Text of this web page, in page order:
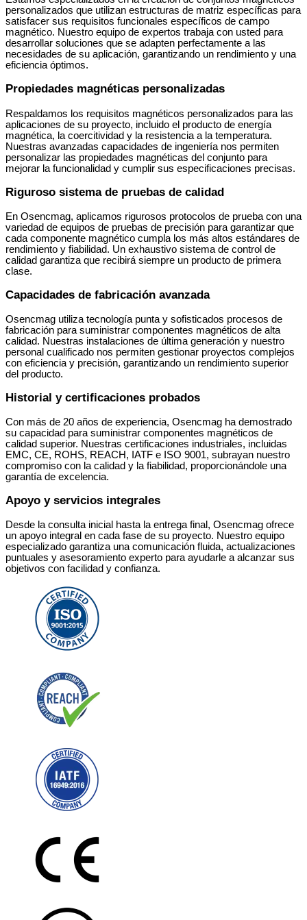
personalizados que utilizan estructuras de matriz específicas para
satisfacer sus requisitos funcionales específicos de campo
magnético. Nuestro equipo de expertos trabaja con usted para
desarrollar soluciones que se adapten perfectamente a las
necesidades de su aplicación, garantizando un rendimiento y una
eficiencia óptimos.
Propiedades magnéticas personalizadas
Respaldamos los requisitos magnéticos personalizados para las
aplicaciones de su proyecto, incluido el producto de energía
magnética, la coercitividad y la resistencia a la temperatura.
Nuestras avanzadas capacidades de ingeniería nos permiten
personalizar las propiedades magnéticas del conjunto para
mejorar la funcionalidad y cumplir sus especificaciones precisas.
Riguroso sistema de pruebas de calidad
En Osencmag, aplicamos rigurosos protocolos de prueba con una
variedad de equipos de pruebas de precisión para garantizar que
cada componente magnético cumpla los más altos estándares de
rendimiento y fiabilidad. Un exhaustivo sistema de control de
calidad garantiza que recibirá siempre un producto de primera
clase.
Capacidades de fabricación avanzada
Osencmag utiliza tecnología punta y sofisticados procesos de
fabricación para suministrar componentes magnéticos de alta
calidad. Nuestras instalaciones de última generación y nuestro
personal cualificado nos permiten gestionar proyectos complejos
con eficiencia y precisión, garantizando un rendimiento superior
del producto.
Historial y certificaciones probados
Con más de 20 años de experiencia, Osencmag ha demostrado
su capacidad para suministrar componentes magnéticos de
calidad superior. Nuestras certificaciones industriales, incluidas
EMC, CE, ROHS, REACH, IATF e ISO 9001, subrayan nuestro
compromiso con la calidad y la fiabilidad, proporcionándole una
garantía de excelencia.
Apoyo y servicios integrales
Desde la consulta inicial hasta la entrega final, Osencmag ofrece
un apoyo integral en cada fase de su proyecto. Nuestro equipo
especializado garantiza una comunicación fluida, actualizaciones
puntuales y asesoramiento experto para ayudarle a alcanzar sus
objetivos con facilidad y confianza.